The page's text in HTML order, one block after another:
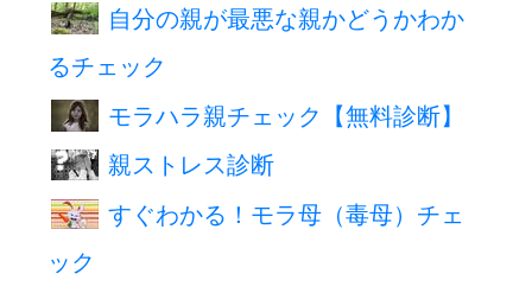
自分の親が最悪な親かどうかわか
るチェック
モラハラ親チェック【無料診断】
親ストレス診断
すぐわかる！モラ母（毒母）チェ
ック